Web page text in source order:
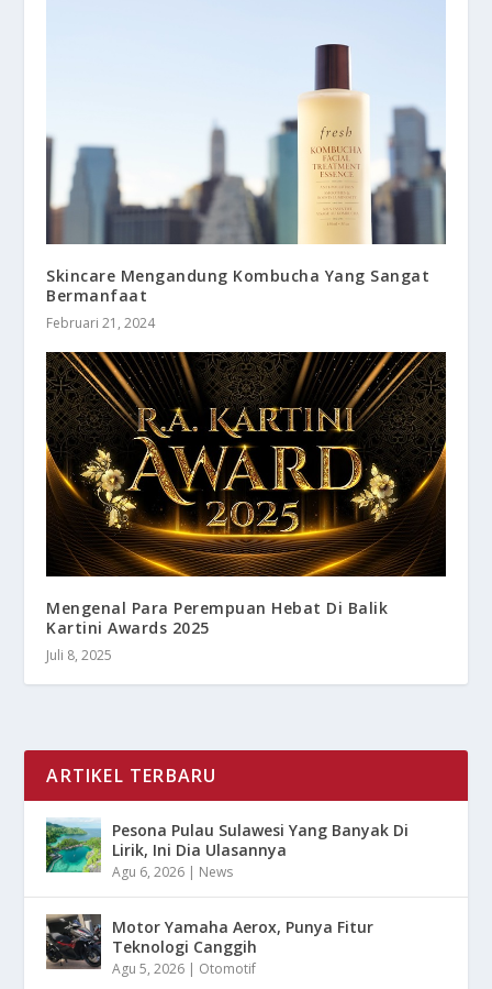
Skincare Mengandung Kombucha Yang Sangat
Bermanfaat
Februari 21, 2024
Mengenal Para Perempuan Hebat Di Balik
Kartini Awards 2025
Juli 8, 2025
ARTIKEL TERBARU
Pesona Pulau Sulawesi Yang Banyak Di
Lirik, Ini Dia Ulasannya
Agu 6, 2026 | News
Motor Yamaha Aerox, Punya Fitur
Teknologi Canggih
Agu 5, 2026 | Otomotif